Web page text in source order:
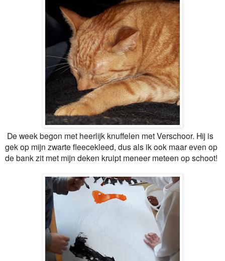
De week begon met heerlijk knuffelen met Verschoor. Hij is
gek op mijn zwarte fleecekleed, dus als ik ook maar even op
de bank zit met mijn deken kruipt meneer meteen op schoot!